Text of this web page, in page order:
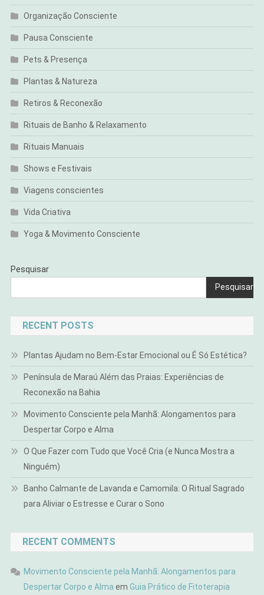
Organização Consciente
Pausa Consciente
Pets & Presença
Plantas & Natureza
Retiros & Reconexão
Rituais de Banho & Relaxamento
Rituais Manuais
Shows e Festivais
Viagens conscientes
Vida Criativa
Yoga & Movimento Consciente
Pesquisar
Pesquisar
RECENT POSTS
Plantas Ajudam no Bem-Estar Emocional ou É Só Estética?
Península de Maraú Além das Praias: Experiências de
Reconexão na Bahia
Movimento Consciente pela Manhã: Alongamentos para
Despertar Corpo e Alma
O Que Fazer com Tudo que Você Cria (e Nunca Mostra a
Ninguém)
Banho Calmante de Lavanda e Camomila: O Ritual Sagrado
para Aliviar o Estresse e Curar o Sono
RECENT COMMENTS
Movimento Consciente pela Manhã: Alongamentos para
Despertar Corpo e Alma em Guia Prático de Fitoterapia